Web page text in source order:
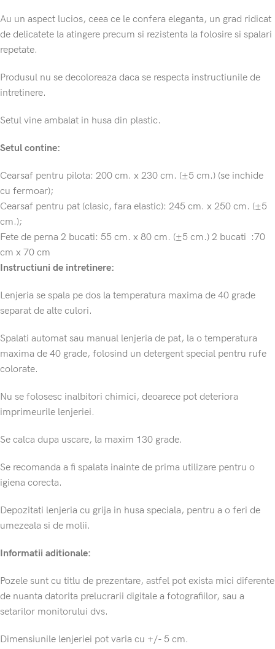
Au un aspect lucios, ceea ce le confera eleganta, un grad ridicat
de delicatete la atingere precum si rezistenta la folosire si spalari
repetate.
Produsul nu se decoloreaza daca se respecta instructiunile de
intretinere.
Setul vine ambalat in husa din plastic.
Setul contine:
Cearsaf pentru pilota: 200 cm. x 230 cm. (±5 cm.) (se inchide
cu fermoar);
Cearsaf pentru pat (clasic, fara elastic): 245 cm. x 250 cm. (±5
cm.);
Fete de perna 2 bucati: 55 cm. x 80 cm. (±5 cm.) 2 bucati :70
cm x 70 cm
Instructiuni de intretinere:
Lenjeria se spala pe dos la temperatura maxima de 40 grade
separat de alte culori.
Spalati automat sau manual lenjeria de pat, la o temperatura
maxima de 40 grade, folosind un detergent special pentru rufe
colorate.
Nu se folosesc inalbitori chimici, deoarece pot deteriora
imprimeurile lenjeriei.
Se calca dupa uscare, la maxim 130 grade.
Se recomanda a fi spalata inainte de prima utilizare pentru o
igiena corecta.
Depozitati lenjeria cu grija in husa speciala, pentru a o feri de
umezeala si de molii.
Informatii aditionale:
Pozele sunt cu titlu de prezentare, astfel pot exista mici diferente
de nuanta datorita prelucrarii digitale a fotografiilor, sau a
setarilor monitorului dvs.
Dimensiunile lenjeriei pot varia cu +/- 5 cm.